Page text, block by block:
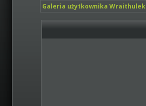
Galeria użytkownika Wraithulek